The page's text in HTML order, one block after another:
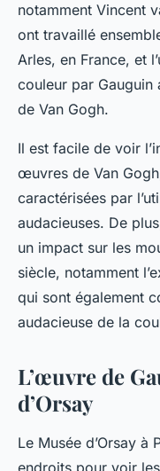
notamment Vincent
ont travaillé
Arles, en France, et
couleur par
de Van Gogh.
Il est facile de voir
œuvres de Van
caractérisées par
audacieuses. De
un impact sur les
siècle, notamment
qui sont également
audacieuse de la
L’œuvre de
d’Orsay
Le Musée d’Orsay à